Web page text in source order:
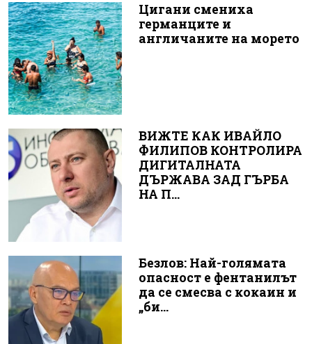
Цигани смениха
германците и
англичаните на морето
ВИЖТЕ КАК ИВАЙЛО
ФИЛИПОВ КОНТРОЛИРА
ДИГИТАЛНАТА
ДЪРЖАВА ЗАД ГЪРБА
НА П...
Безлов: Най-голямата
опасност е фентанилът
да се смесва с кокаин и
„би...